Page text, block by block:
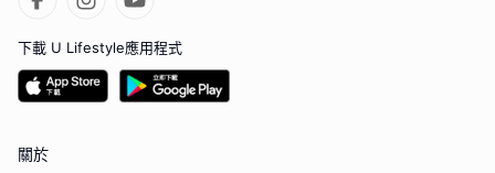
下載 U Lifestyle應用程式
關於